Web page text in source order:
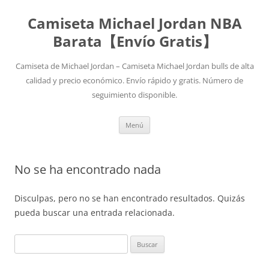
Camiseta Michael Jordan NBA
Barata【Envío Gratis】
Camiseta de Michael Jordan – Camiseta Michael Jordan bulls de alta
calidad y precio económico. Envío rápido y gratis. Número de
seguimiento disponible.
Menú
No se ha encontrado nada
Disculpas, pero no se han encontrado resultados. Quizás
pueda buscar una entrada relacionada.